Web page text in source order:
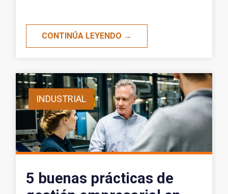
CONTINÚA LEYENDO →
INDUSTRIAL
5 buenas prácticas de